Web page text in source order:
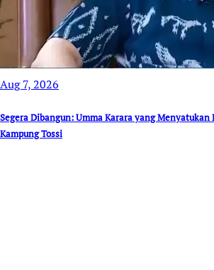
Aug 7, 2026
Segera Dibangun: Umma Karara yang Menyatukan
Kampung Tossi